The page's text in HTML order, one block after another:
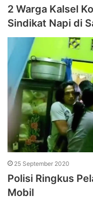
2 Warga Kalsel
Sindikat Napi di
25 September 2020
Polisi Ringkus
Mobil